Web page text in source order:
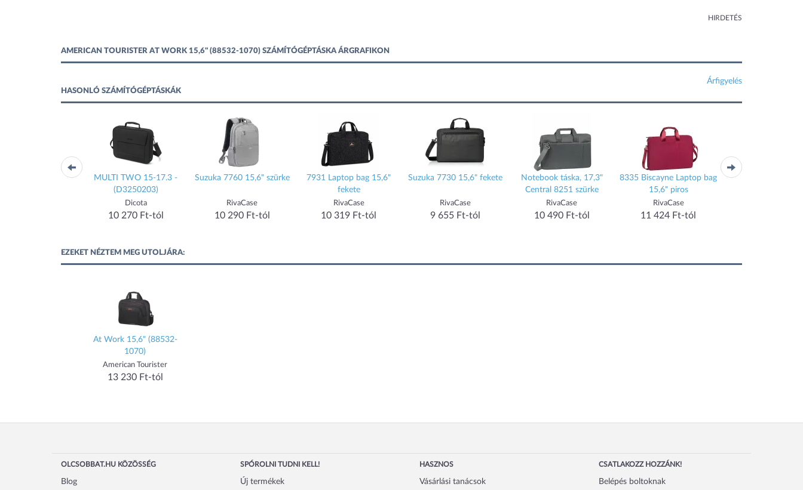
HIRDETÉS
AMERICAN TOURISTER AT WORK 15,6" (88532-1070) SZÁMÍTÓGÉPTÁSKA ÁRGRAFIKON
Árfigyelés
HASONLÓ SZÁMÍTÓGÉPTÁSKÁK
Pro Slim Briefcase
MULTI TWO 15-17.3 -
(D3250203)
Dicota
10 270 Ft-tól
Suzuka 7760 15,6" szürke
RivaCase
10 290 Ft-tól
7931 Laptop bag 15,6"
fekete
RivaCase
10 319 Ft-tól
Suzuka 7730 15,6" fekete
RivaCase
9 655 Ft-tól
Notebook táska, 17,3"
Central 8251 szürke
RivaCase
10 490 Ft-tól
8335 Biscayne Laptop bag
15,6" piros
RivaCase
11 424 Ft-tól
8335 Biscayne
EZEKET NÉZTEM MEG UTOLJÁRA:
At Work 15,6" (88532-
1070)
American Tourister
13 230 Ft-tól
OLCSOBBAT.HU KÖZÖSSÉG
Blog
SPÓROLNI TUDNI KELL!
Új termékek
HASZNOS
Vásárlási tanácsok
CSATLAKOZZ HOZZÁNK!
Belépés boltoknak